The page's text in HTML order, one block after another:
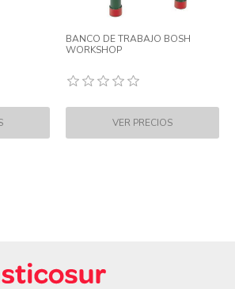
BANCO DE TRABAJO BOSH
WORKSHOP